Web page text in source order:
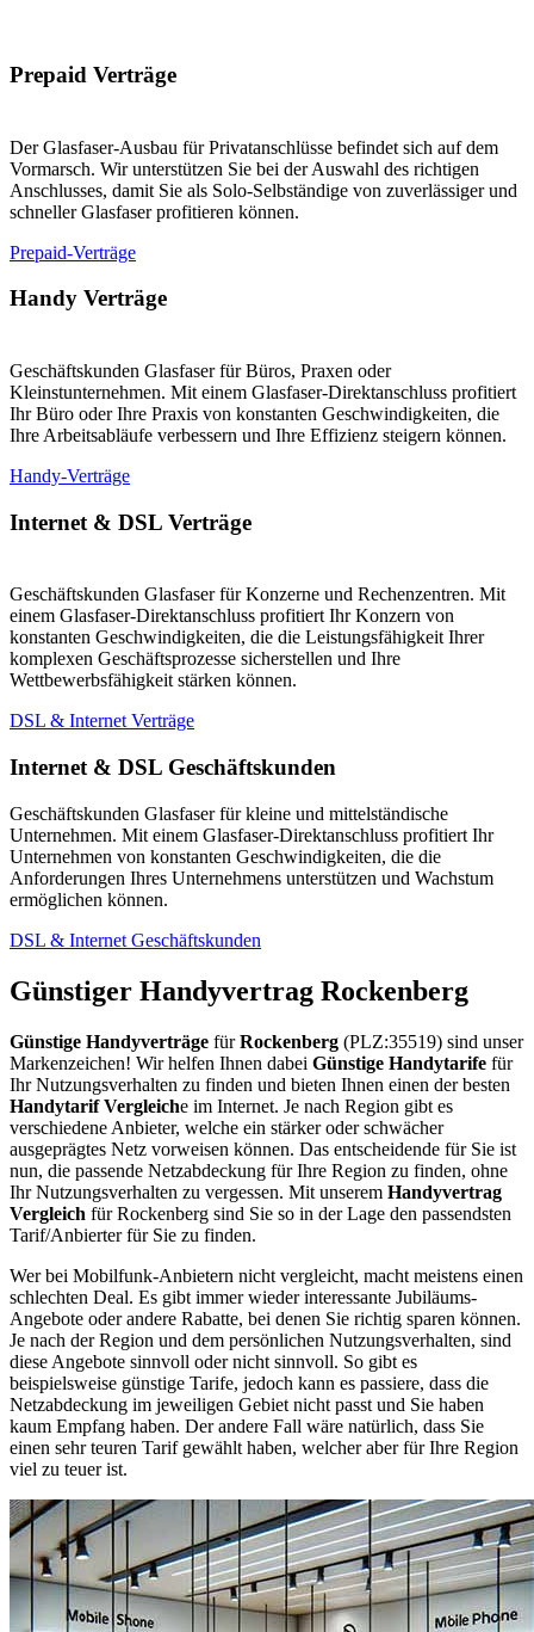
Prepaid Verträge
Der Glasfaser-Ausbau für Privatanschlüsse befindet sich auf dem
Vormarsch. Wir unterstützen Sie bei der Auswahl des richtigen
Anschlusses, damit Sie als Solo-Selbständige von zuverlässiger und
schneller Glasfaser profitieren können.
Prepaid-Verträge
Handy Verträge
Geschäftskunden Glasfaser für Büros, Praxen oder
Kleinstunternehmen. Mit einem Glasfaser-Direktanschluss profitiert
Ihr Büro oder Ihre Praxis von konstanten Geschwindigkeiten, die
Ihre Arbeitsabläufe verbessern und Ihre Effizienz steigern können.
Handy-Verträge
Internet & DSL Verträge
Geschäftskunden Glasfaser für Konzerne und Rechenzentren. Mit
einem Glasfaser-Direktanschluss profitiert Ihr Konzern von
konstanten Geschwindigkeiten, die die Leistungsfähigkeit Ihrer
komplexen Geschäftsprozesse sicherstellen und Ihre
Wettbewerbsfähigkeit stärken können.
DSL & Internet Verträge
Internet & DSL Geschäftskunden
Geschäftskunden Glasfaser für kleine und mittelständische
Unternehmen. Mit einem Glasfaser-Direktanschluss profitiert Ihr
Unternehmen von konstanten Geschwindigkeiten, die die
Anforderungen Ihres Unternehmens unterstützen und Wachstum
ermöglichen können.
DSL & Internet Geschäftskunden
Günstiger Handyvertrag Rockenberg
Günstige Handyverträge fürRockenberg (PLZ:35519) sind unser
Markenzeichen! Wir helfen Ihnen dabei Günstige Handytarife für
Ihr Nutzungsverhalten zu finden und bieten Ihnen einen der besten
Handytarif Vergleiche im Internet. Je nach Region gibt es
verschiedene Anbieter, welche ein stärker oder schwächer
ausgeprägtes Netz vorweisen können. Das entscheidende für Sie ist
nun, die passende Netzabdeckung für Ihre Region zu finden, ohne
Ihr Nutzungsverhalten zu vergessen. Mit unserem Handyvertrag
Vergleich für Rockenberg sind Sie so in der Lage den passendsten
Tarif/Anbierter für Sie zu finden.
Wer bei Mobilfunk-Anbietern nicht vergleicht, macht meistens einen
schlechten Deal. Es gibt immer wieder interessante Jubiläums-
Angebote oder andere Rabatte, bei denen Sie richtig sparen können.
Je nach der Region und dem persönlichen Nutzungsverhalten, sind
diese Angebote sinnvoll oder nicht sinnvoll. So gibt es
beispielsweise günstige Tarife, jedoch kann es passiere, dass die
Netzabdeckung im jeweiligen Gebiet nicht passt und Sie haben
kaum Empfang haben. Der andere Fall wäre natürlich, dass Sie
einen sehr teuren Tarif gewählt haben, welcher aber für Ihre Region
viel zu teuer ist.